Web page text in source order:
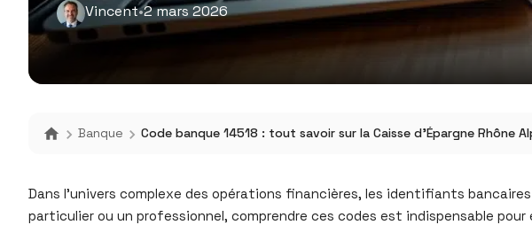
Vincent•2 mars 2026
Banque Code banque 14518 : tout savoir sur la Caisse d’Épargne Rhône
Dans l’univers complexe des opérations financières, les identifiants
particulier ou un professionnel, comprendre ces codes est indispensable